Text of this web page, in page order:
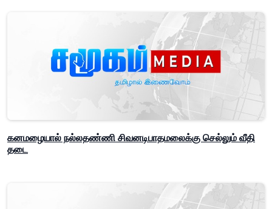
கனமழையால் நல்லதண்ணி சிவனடிபாதமலைக்கு செல்லும் வீதி
தடை